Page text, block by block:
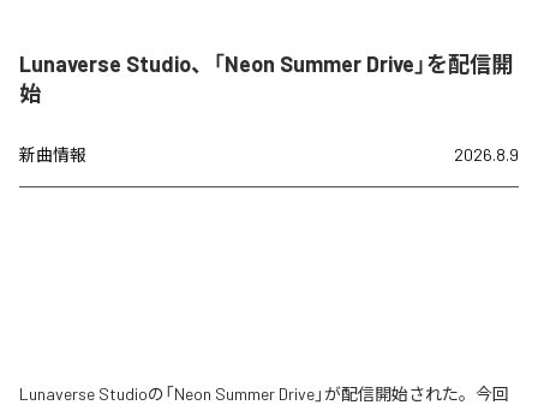
Lunaverse Studio、「Neon Summer Drive」を配信開
始
新曲情報 2026.8.9
Lunaverse Studioの「Neon Summer Drive」が配信開始された。今回